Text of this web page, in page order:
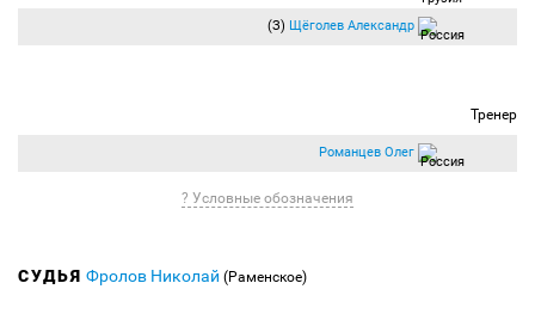
(З) Щёголев Александр
Тренер
Романцев Олег
? Условные обозначения
СУДЬЯ Фролов Николай (Раменское)